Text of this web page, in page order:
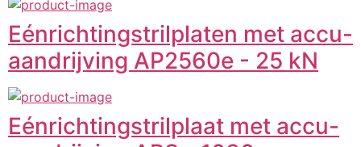
Eénrichtingstrilplaten met accu-
aandrijving AP2560e - 25 kN
Eénrichtingstrilplaat met accu-